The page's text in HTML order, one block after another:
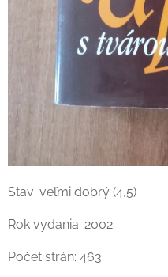
Stav: veľmi dobrý (4,5)
Rok vydania: 2002
Počet strán: 463